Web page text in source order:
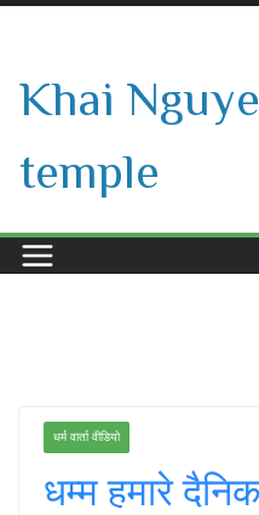
content
Khai
temple
धर्म वार्ता वीडियो
धम्म हमारे